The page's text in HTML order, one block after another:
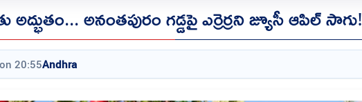
అనంతపురం గడ్డపై ఎర్రెర్రని జ్యూసీ ఆపిల్ సాగు!
20:55Andhra